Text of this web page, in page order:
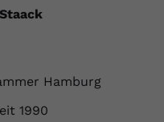
Hamburg
1990
id